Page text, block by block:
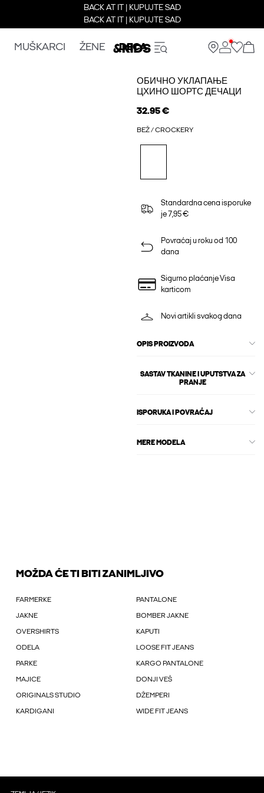
BACK AT IT | KUPUJTE SAD
BACK AT IT | KUPUJTE SAD
MUŠKARCI ŽENE DECA
ОБИЧНО УКЛАПАЊЕ
ЦХИНО ШОРТС ДЕЧАЦИ
32.95 €
BEŽ / CROCKERY
Standardna cena isporuke
je 7,95 €
Povraćaj u roku od 100
dana
Sigurno plaćanje Visa
karticom
Novi artikli svakog dana
OPIS PROIZVODA
SASTAV TKANINE I UPUTSTVA ZA
PRANJE
ISPORUKA I POVRAĆAJ
MERE MODELA
MOŽDA ĆE TI BITI ZANIMLJIVO
FARMERKE PANTALONE
JAKNE BOMBER JAKNE
OVERSHIRTS KAPUTI
ODELA LOOSE FIT JEANS
PARKE KARGO PANTALONE
MAJICE DONJI VEŠ
ORIGINALS STUDIO DŽEMPERI
KARDIGANI WIDE FIT JEANS